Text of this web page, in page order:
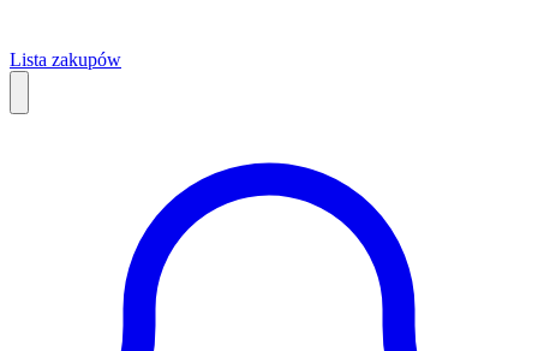
Lista zakupów